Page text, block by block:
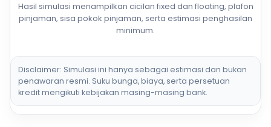
Hasil simulasi menampilkan cicilan fixed dan floating, plafon
pinjaman, sisa pokok pinjaman, serta estimasi penghasilan
minimum.
Disclaimer: Simulasi ini hanya sebagai estimasi dan bukan
penawaran resmi. Suku bunga, biaya, serta persetuan
kredit mengikuti kebijakan masing-masing bank.